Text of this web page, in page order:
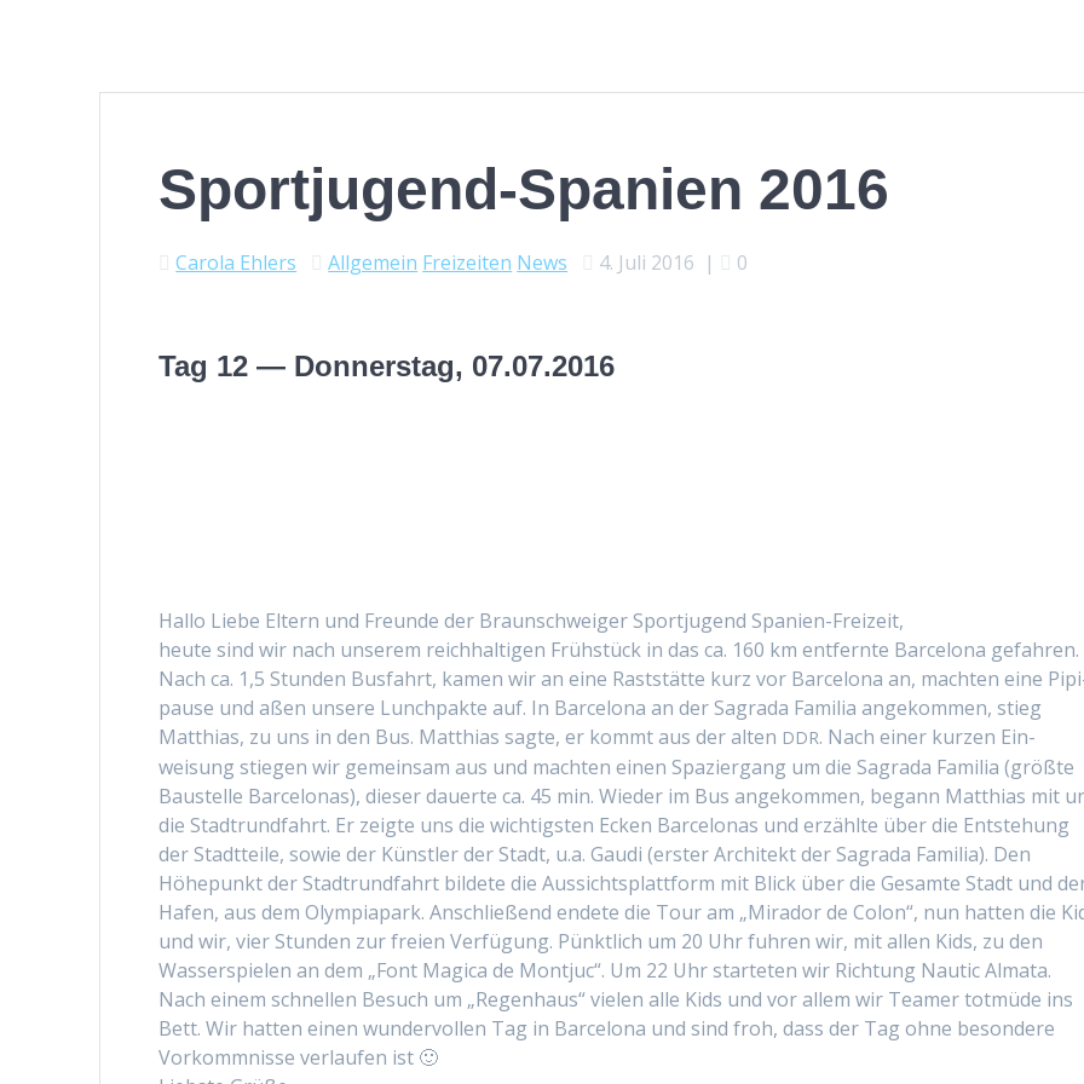
Sportjugend-Spanien 2016
Carola Ehlers Allgemein Freizeiten News 4. Juli 2016 | 0
Tag 12 — Donnerstag, 07.07.2016
Hal­lo Liebe Eltern und Fre­unde der Braun­schweiger Sportju­gend Spanien-Freizeit,
heute sind wir nach unserem reich­halti­gen Früh­stück in das ca. 160 km ent­fer­nte Barcelona gefahren.
Nach ca. 1,5 Stun­den Bus­fahrt, kamen wir an eine Rast­stätte kurz vor Barcelona an, macht­en eine
pause und aßen unsere Lunch­pak­te auf. In Barcelona an der Sagra­da Famil­ia angekom­men, stieg
Matthias, zu uns in den Bus. Matthias sagte, er kommt aus der alten DDR. Nach ein­er kurzen Ein­
weisung stiegen wir gemein­sam aus und macht­en einen Spazier­gang um die Sagra­da Famil­ia (größte
Baustelle Barcelonas), dieser dauerte ca. 45 min. Wieder im Bus angekom­men, begann Matthias mit
die Stadtrund­fahrt. Er zeigte uns die wichtig­sten Eck­en Barcelonas und erzählte über die Entste­hung
der Stadt­teile, sowie der Kün­stler der Stadt, u.a. Gau­di (erster Architekt der Sagra­da Famil­ia). Den
Höhep­unkt der Stadtrund­fahrt bildete die Aus­sicht­splat­tform mit Blick über die Gesamte Stadt und
Hafen, aus dem Olympia­park. Anschließend endete die Tour am „Mirador de Colon“, nun hat­ten die
und wir, vier Stun­den zur freien Ver­fü­gung. Pünk­tlich um 20 Uhr fuhren wir, mit allen Kids, zu den
Wasser­spie­len an dem „Font Mag­i­ca de Mon­tjuc“. Um 22 Uhr starteten wir Rich­tung Nau­tic Alma­ta.
Nach einem schnellen Besuch um „Regen­haus“ vie­len alle Kids und vor allem wir Team­er tot­müde ins
Bett. Wir hat­ten einen wun­der­vollen Tag in Barcelona und sind froh, dass der Tag ohne beson­dere
Vorkomm­nisse ver­laufen ist 🙂